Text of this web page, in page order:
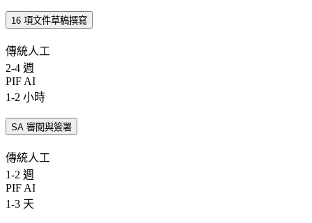
16 項文件草稿撰寫
傳統人工
2-4 週
PIF AI
1-2 小時
SA 審閱與簽署
傳統人工
1-2 週
PIF AI
1-3 天